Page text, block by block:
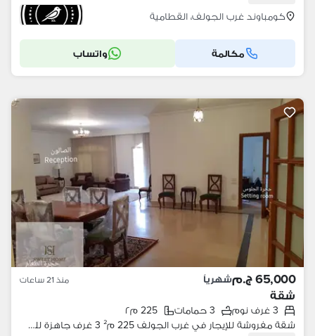
كومباوند غرب الجولف، القطامية
مكالمة واتساب
65,000 ج.م شهرياً منذ 21 ساعات
شقة
3 غرف نوم 3 حمامات
225 م٢
شقة مفروشة للإيجار في غرب الجولف 225 م² 3 غرف جاهزة للسكن